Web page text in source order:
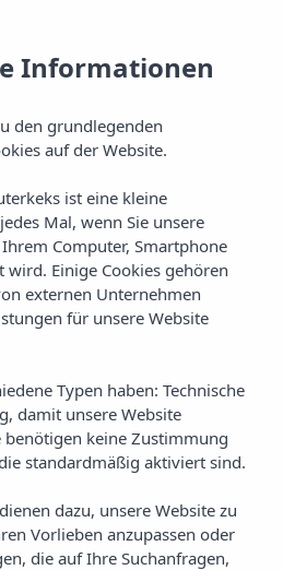
DE
Informationen
den grundlegenden
auf der Website.
ist eine kleine
Mal, wenn Sie unsere
Computer, Smartphone
wird. Einige Cookies gehören
externen Unternehmen
für unsere Website
Typen haben: Technische
damit unsere Website
keine Zustimmung
standardmäßig aktiviert sind.
dazu, unsere Website zu
Vorlieben anzupassen oder
die auf Ihre Suchanfragen,